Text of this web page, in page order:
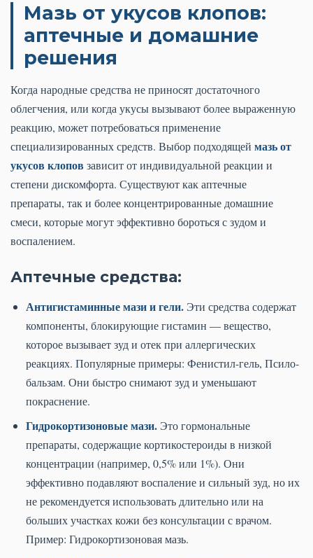
Мазь от укусов клопов:
аптечные и домашние
решения
Когда народные средства не приносят достаточного
облегчения, или когда укусы вызывают более выраженную
реакцию, может потребоваться применение
специализированных средств. Выбор подходящей мазь от
укусов клопов зависит от индивидуальной реакции и
степени дискомфорта. Существуют как аптечные
препараты, так и более концентрированные домашние
смеси, которые могут эффективно бороться с зудом и
воспалением.
Аптечные средства:
Антигистаминные мази и гели. Эти средства содержат
компоненты, блокирующие гистамин — вещество,
которое вызывает зуд и отек при аллергических
реакциях. Популярные примеры: Фенистил-гель, Псило-
бальзам. Они быстро снимают зуд и уменьшают
покраснение.
Гидрокортизоновые мази. Это гормональные
препараты, содержащие кортикостероиды в низкой
концентрации (например, 0,5% или 1%). Они
эффективно подавляют воспаление и сильный зуд, но их
не рекомендуется использовать длительно или на
больших участках кожи без консультации с врачом.
Пример: Гидрокортизоновая мазь.